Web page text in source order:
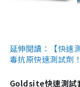
延伸閱讀：【快速
毒抗原快速測試劑
Goldsite快速測試